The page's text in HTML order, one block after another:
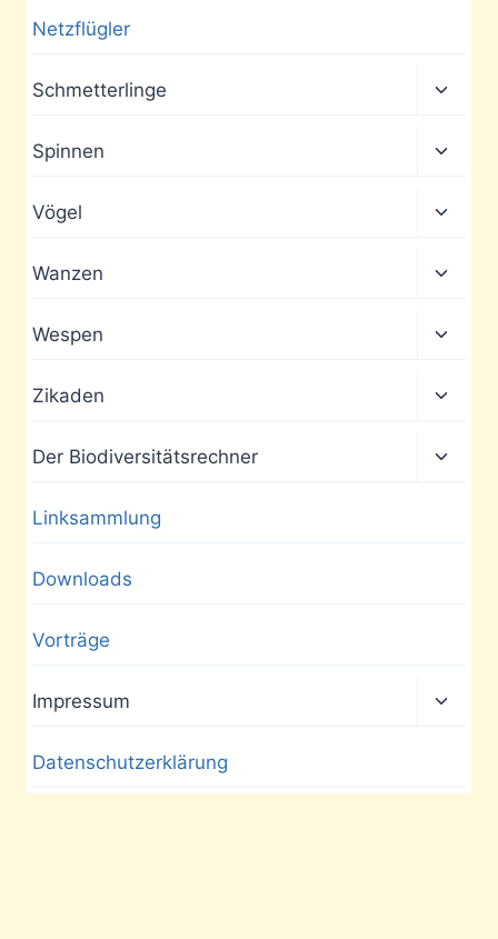
Netzflügler
Schmetterlinge
Spinnen
Vögel
Wanzen
Wespen
Zikaden
Der Biodiversitätsrechner
Linksammlung
Downloads
Vorträge
Impressum
Datenschutzerklärung